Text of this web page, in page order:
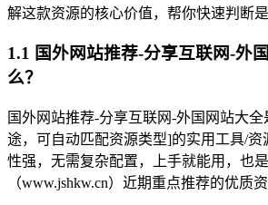
解这款资源的核心价值，帮你快速判断是
1.1 国外网站推荐-分享互联网-外
么？
国外网站推荐-分享互联网-外国网站大
途，可自动匹配资源类型]的实用工具/资
性强，无需复杂配置，上手就能用，也
（www.jshkw.cn）近期重点推荐的优质资